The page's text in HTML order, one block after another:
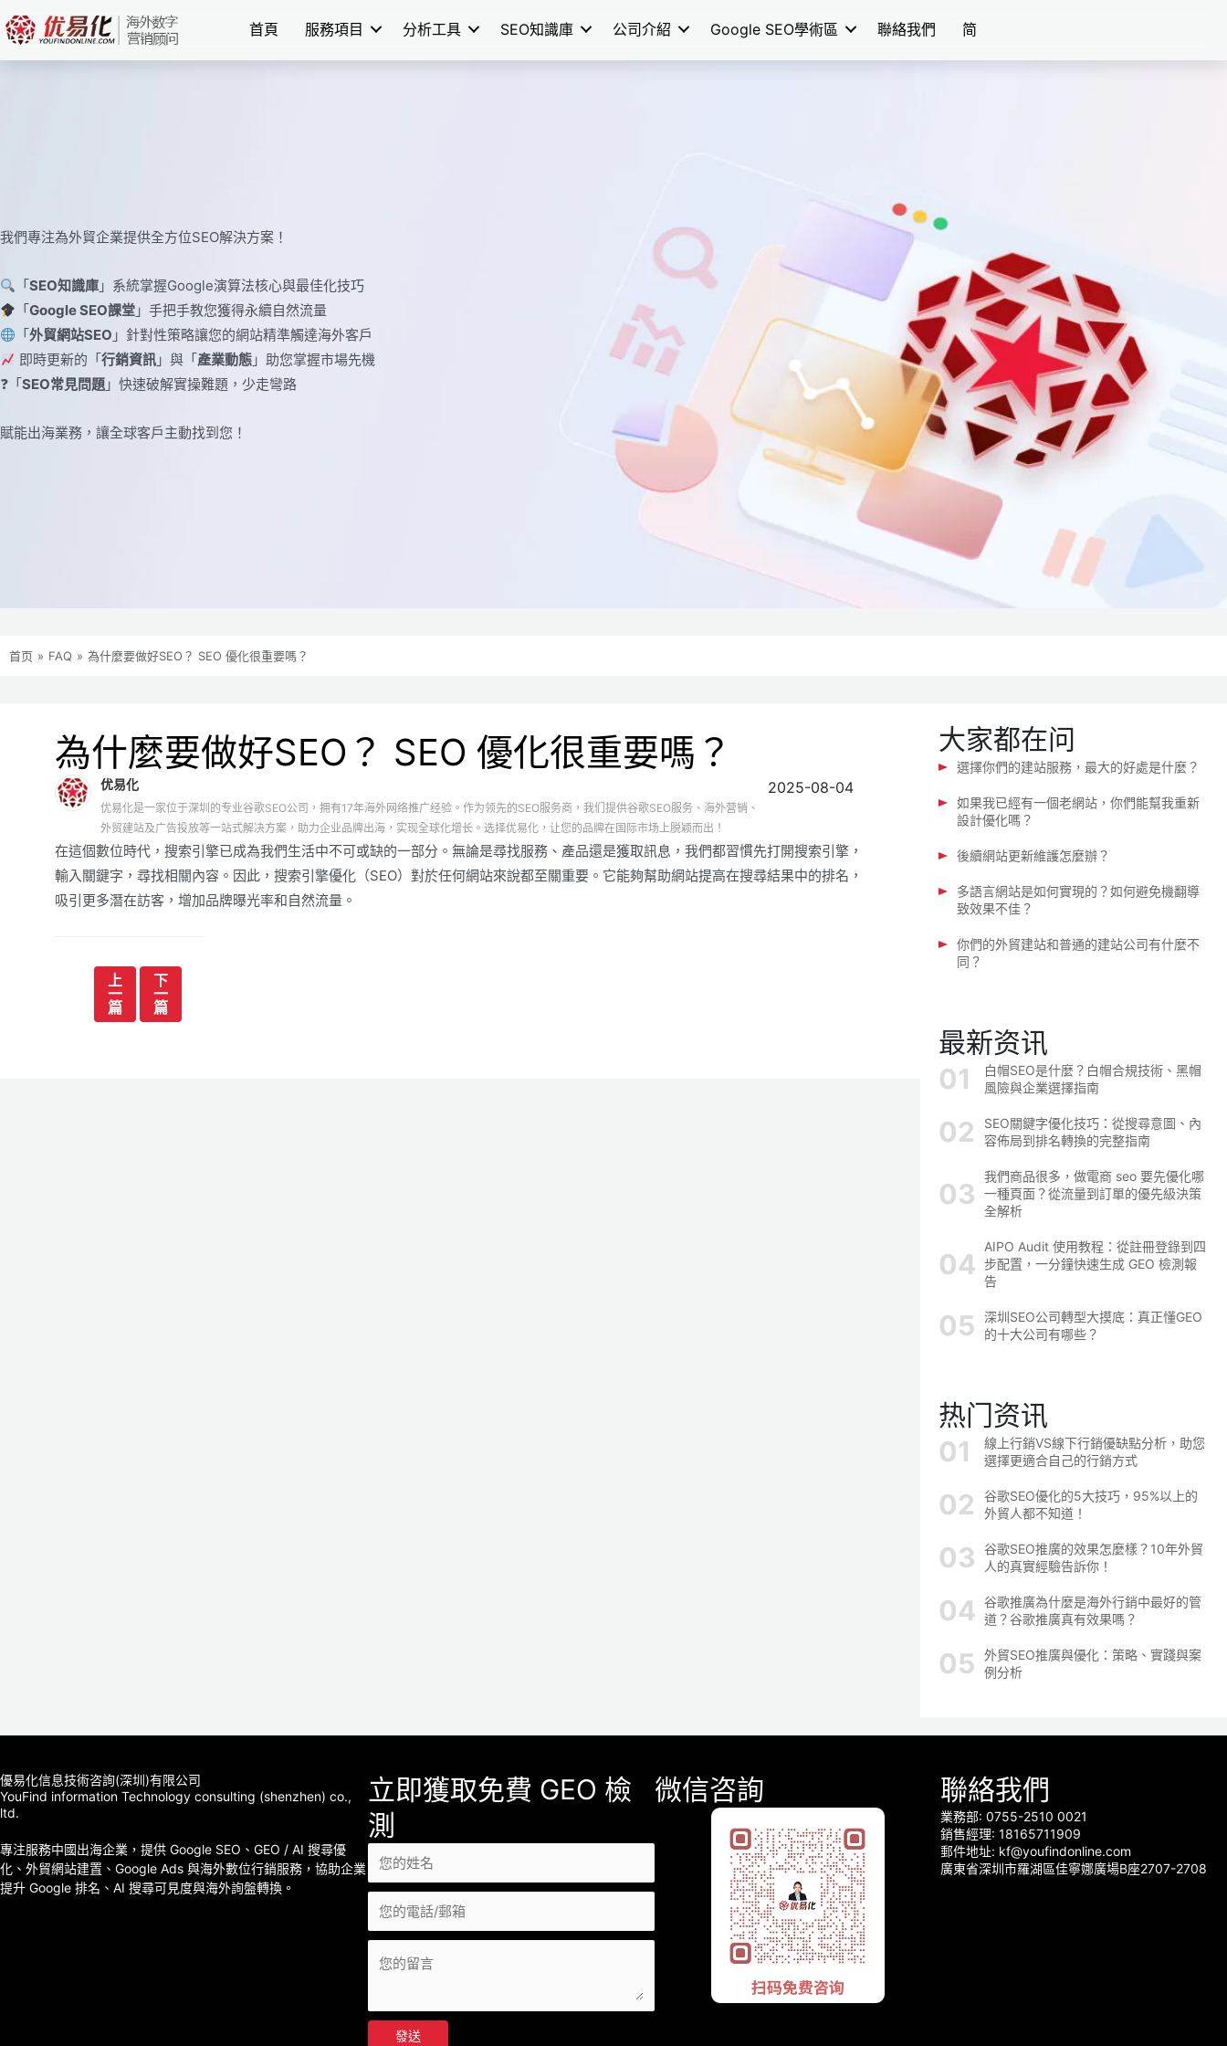
Skip
to
content
首頁 服務項目 分析工具 SEO知識庫 公司介紹 Google SEO學術區 聯絡我們 简
我們專注為外貿企業提供全方位SEO解決方案！
「SEO知識庫 」系統掌握Google演算法核心與最佳化技巧
「Google SEO課堂 」手把手教您獲得永續自然流量
「外貿網站SEO 」針對性策略讓您的網站精準觸達海外客戶
即時更新的「行銷資訊 」與「產業動態 」助您掌握市場先機
❓「SEO常見問題 」快速破解實操難題，少走彎路
賦能出海業務，讓全球​​客戶主動找到您！
首页 » FAQ » 為什麼要做好SEO？ SEO 優化很重要嗎？
為什麼要做好SEO？ SEO 優化很重要嗎？
优易化
优易化是一家位于深圳的专业谷歌SEO公司，拥有17年海外网络推广经验。作为领先的SEO服务商，我们提供谷歌SEO服务、海外营销、
外贸建站及广告投放等一站式解决方案，助力企业品牌出海，实现全球化增长。选择优易化，让您的品牌在国际市场上脱颖而出！
2025-08-04
在這個數位時代，搜索引擎已成為我們生活中不可或缺的一部分。無論是尋找服務、產品還是獲取訊息，我們都習慣先打開搜索引擎，
輸入關鍵字，尋找相關內容。因此，搜索引擎優化（SEO）對於任何網站來說都至關重要。它能夠幫助網站提高在搜尋結果中的排名，
吸引更多潛在訪客，增加品牌曝光率和自然流量。
上
一
篇
下
一
篇
大家都在问
選擇你們的建站服務，最大的好處是什麼？
如果我已經有一個老網站，你們能幫我重新
設計優化嗎？
後續網站更新維護怎麼辦？
多語言網站是如何實現的？如何避免機翻導
致效果不佳？
你們的外貿建站和普通的建站公司有什麼不
同？
最新资讯
白帽SEO是什麼？白帽合規技術、黑帽
風險與企業選擇指南
SEO關鍵字優化技巧：從搜尋意圖、內
容佈局到排名轉換的完整指南
我們商品很多，做電商 seo 要先優化哪
一種頁面？從流量到訂單的優先級決策
全解析
AIPO Audit 使用教程：從註冊登錄到四
步配置，一分鐘快速生成 GEO 檢測報
告
深圳SEO公司轉型大摸底：真正懂GEO
的十大公司有哪些？
热门资讯
線上行銷VS線下行銷優缺點分析，助您
選擇更適合自己的行銷方式
谷歌SEO優化的5大技巧，95%以上的
外貿人都不知道！
谷歌SEO推廣的效果怎麼樣？10年外貿
人的真實經驗告訴你！
谷歌推廣為什麼是海外行銷中最好的管
道？谷歌推廣真有效果嗎？
外貿SEO推廣與優化：策略、實踐與案
例分析
優易化信息技術咨詢(深圳)有限公司
YouFind information Technology consulting (shenzhen) co.,
ltd.
專注服務中國出海企業，提供 Google SEO、GEO / AI 搜尋優
化、外貿網站建置、Google Ads 與海外數位行銷服務，協助企業
提升 Google 排名、AI 搜尋可見度與海外詢盤轉換。
立即獲取免費 GEO 檢
測
發送
微信咨詢 聯絡我們
業務部: 0755-2510 0021
銷售經理: 18165711909
郵件地址: kf@youfindonline.com
廣東省深圳市羅湖區佳寧娜廣場B座2707-2708